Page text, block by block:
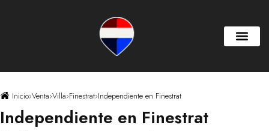
Inicio›Venta›Villa›Finestrat›Independiente en Finestrat
Independiente en Finestrat